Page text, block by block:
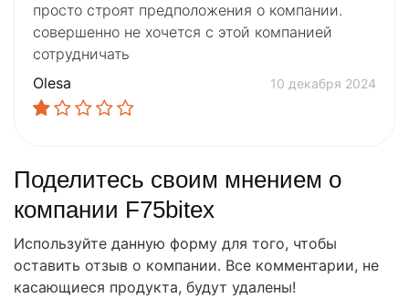
просто строят предположения о компании.
совершенно не хочется с этой компанией
сотрудничать
Olesа
10 декабря 2024
Поделитесь своим мнением о
компании F75bitex
Используйте данную форму для того, чтобы
оставить отзыв о компании. Все комментарии, не
касающиеся продукта, будут удалены!